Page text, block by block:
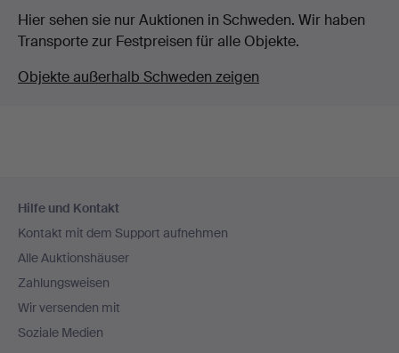
Hier sehen sie nur Auktionen in Schweden. Wir haben
Transporte zur Festpreisen für alle Objekte.
Objekte außerhalb Schweden zeigen
Navigation
Hilfe und Kontakt
Kontakt mit dem Support aufnehmen
Alle Auktionshäuser
Zahlungsweisen
Wir versenden mit
Soziale Medien